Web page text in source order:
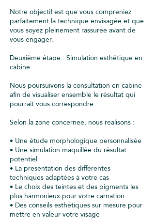
Notre objectif est que vous compreniez
parfaitement la technique envisagée et que
vous soyez pleinement rassurée avant de
vous engager.
Deuxième étape : Simulation esthétique en
cabine
Nous poursuivons la consultation en cabine
afin de visualiser ensemble le résultat qui
pourrait vous correspondre.
Selon la zone concernée, nous réalisons :
• Une étude morphologique personnalisée
• Une simulation maquillée du résultat
potentiel
• La présentation des différentes
techniques adaptées à votre cas
• Le choix des teintes et des pigments les
plus harmonieux pour votre carnation
• Des conseils esthétiques sur mesure pour
mettre en valeur votre visage